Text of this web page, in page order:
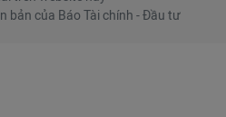
bản của Báo Tài chính - Đầu tư